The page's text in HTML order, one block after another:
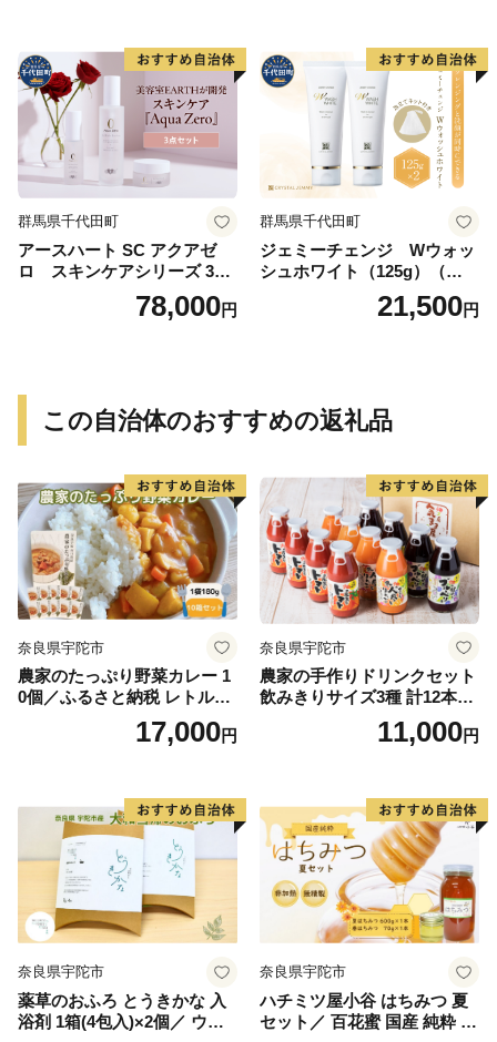
群馬県千代田町
アースハート SC アクアゼ
ロ スキンケアシリーズ 3点
78,000円
群馬県千代田町
ジェミーチェンジ Wウォッ
シュホワイト（125g）（泡立
てネット付）×2本 群馬県 千
21,500円
この自治体のおすすめの返礼品
奈良県宇陀市
農家のたっぷり野菜カレー 1
0個／ふるさと納税 レトルト
カレー 詰め合わせ ギフト 10
食 野菜 ふるさと 有機野菜 オ
17,000円
奈良県宇陀市
農家の手作りドリンクセット
飲みきりサイズ3種 計12本／
トマト とまと ブルーベリー
にんじん 人参 りんご ジュー
県 宇陀市 ふるさと納税
11,000円
奈良県宇陀市
薬草のおふろ とうきかな 入
浴剤 1箱(4包入)×2個／ ウェ
奈良県宇陀市
ハチミツ屋小谷 はちみつ 夏
セット／ 百花蜜 国産 純粋 蜂